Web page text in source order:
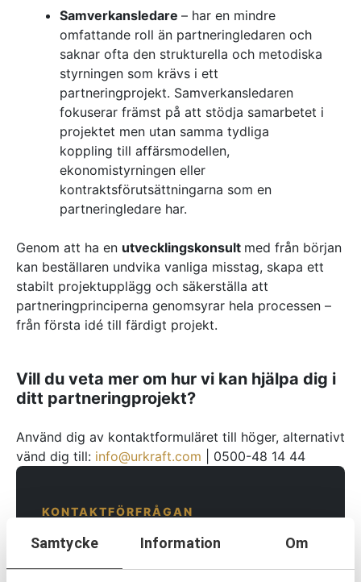
Samtycke Information Om
Samverkansledare – har en mindre
omfattande roll än partneringledaren och
saknar ofta den strukturella och metodiska
styrningen som krävs i ett
partneringprojekt. Samverkansledaren
fokuserar främst på att stödja samarbetet i
projektet men utan samma tydliga
koppling till affärsmodellen,
ekonomistyrningen eller
kontraktsförutsättningarna som en
partneringledare har.
Genom att ha en utvecklingskonsult med från början
kan beställaren undvika vanliga misstag, skapa ett
stabilt projektupplägg och säkerställa att
partneringprinciperna genomsyrar hela processen –
från första idé till färdigt projekt.
Vill du veta mer om hur vi kan hjälpa dig i
ditt partneringprojekt?
Använd dig av kontaktformuläret till höger, alternativt
vänd dig till: info@urkraft.com | 0500-48 14 44
KONTAKTFÖRFRÅGAN